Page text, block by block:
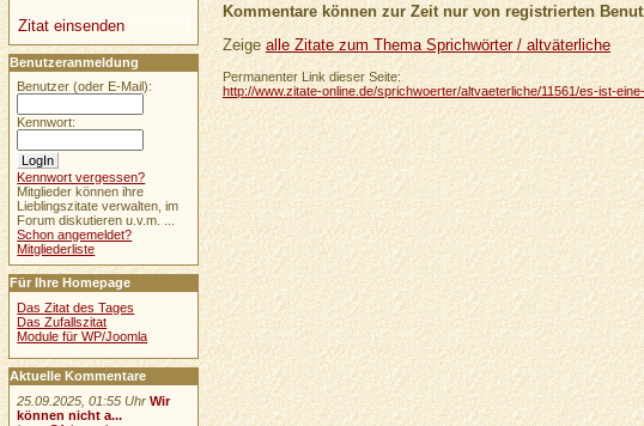
Kommentare können zur Zeit nur von registrierten
Zeigealle Zitate zum Thema Sprichwörter / altväterliche
Permanenter Link dieser Seite:
http://www.zitate-online.de/sprichwoerter/altvaeterliche/11561/es-ist-
Zitat einsenden
Benutzeranmeldung
Benutzer (oder E-Mail):
Kennwort:
Kennwort vergessen?
Mitglieder können ihre
Lieblingszitate verwalten, im
Forum diskutieren u.v.m. ...
Schon angemeldet?
Mitgliederliste
Für Ihre Homepage
Das Zitat des Tages
Das Zufallszitat
Module für WP/Joomla
Aktuelle Kommentare
25.09.2025, 01:55 Uhr Wir
können nicht a...